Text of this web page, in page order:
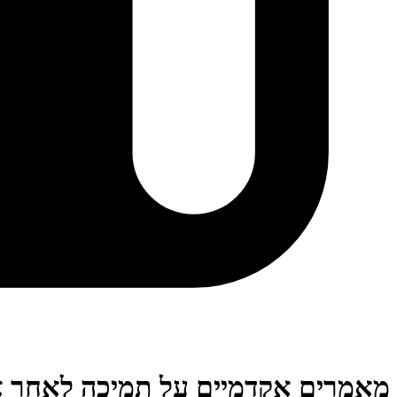
מאמרים אקדמיים על תמיכה לאחר